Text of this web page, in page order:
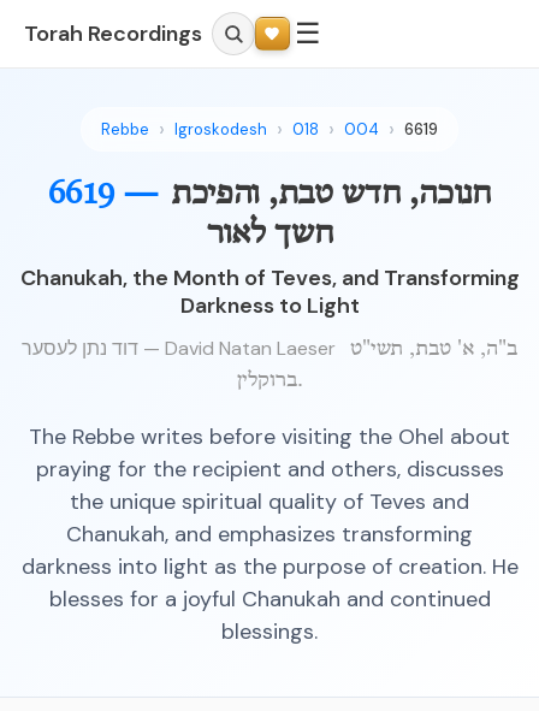
Torah Recordings ☰
Rebbe Igroskodesh 018 004 6619
6619 — חנוכה, חדש טבת, והפיכת
חשך לאור
Chanukah, the Month of Teves, and Transforming
Darkness to Light
דוד נתן לעסער — David Natan Laeser
ב"ה, א' טבת, תשי"ט
ברוקלין.
The Rebbe writes before visiting the Ohel about
praying for the recipient and others, discusses
the unique spiritual quality of Teves and
Chanukah, and emphasizes transforming
darkness into light as the purpose of creation. He
blesses for a joyful Chanukah and continued
blessings.